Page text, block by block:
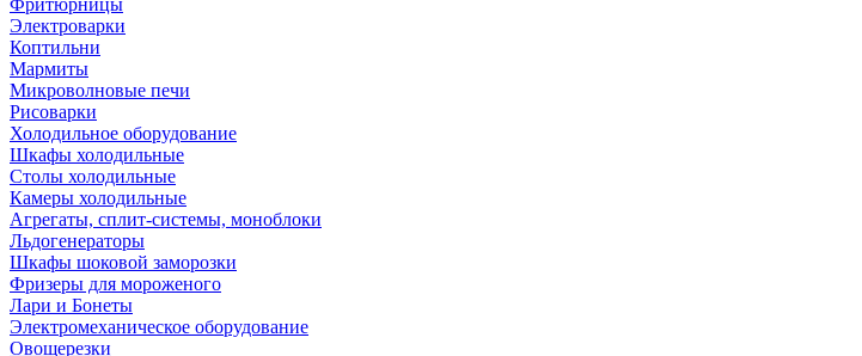
Фритюрницы
Электроварки
Коптильни
Мармиты
Микроволновые печи
Рисоварки
Холодильное оборудование
Шкафы холодильные
Столы холодильные
Камеры холодильные
Агрегаты, сплит-системы, моноблоки
Льдогенераторы
Шкафы шоковой заморозки
Фризеры для мороженого
Лари и Бонеты
Электромеханическое оборудование
Овощерезки